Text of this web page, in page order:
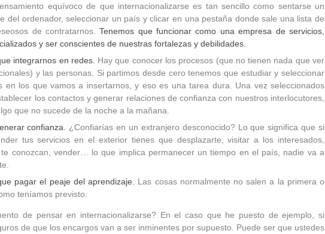
equívoco de que internacionalizarse es tan sencillo como sentarse un
del ordenador, seleccionar un país y clicar en una pestaña donde sale una lista de
de contratarnos.Tenemos que funcionar como una empresa de servicios,
y ser conscientes de nuestras fortalezas y debilidades.
integrarnos en redes. Hay que conocer los procesos (que no tienen nada que ver
y las personas
Si partimos desde cero tenemos que estudiar y seleccionar
en los que vamos a insertarnos, y eso es una tarea dura. Una vez seleccionados
los contactos y generar relaciones de confianza con nuestros interlocutores,
que no sucede de la noche a la mañana.
confianza.
¿Confiarías en un extranjero desconocido? Lo que significa que si
tus servicios en el exterior tienes que desplazarte, visitar a los interesados,
conozcan, vender… lo que implica permanecer un tiempo en el país, nadie va a
pagar el peaje del aprendizaje. Las cosas normalmente no salen a la primera o
teníamos previsto.
de pensar en internacionalizarse? En el caso que he puesto de ejemplo, si
de que los encargos van a ser inminentes por supuesto. Puede ser que ustedes